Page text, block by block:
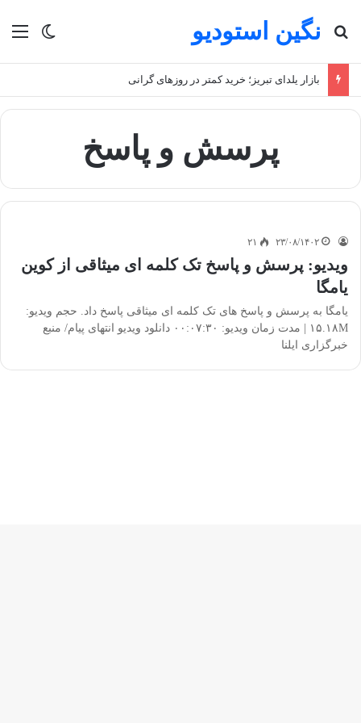
تغییر نگین استودیو
جستجو برای
بازار یلدای تبریز؛ خرید کمتر در روزهای گرانی
پرسش و پاسخ
۲۳/۰۸/۱۴۰۲ ۲۱
ویدیو: پرسش و پاسخ تک کلمه ای میثاقی از کوین
یامگا
یامگا به پرسش و پاسخ های تک کلمه ای میثاقی پاسخ داد. حجم ویدیو:
۱۵.۱۸M | مدت زمان ویدیو: ۰۰:۰۷:۳۰ دانلود ویدیو انتهای پیام/ منبع
خبرگزاری ایلنا